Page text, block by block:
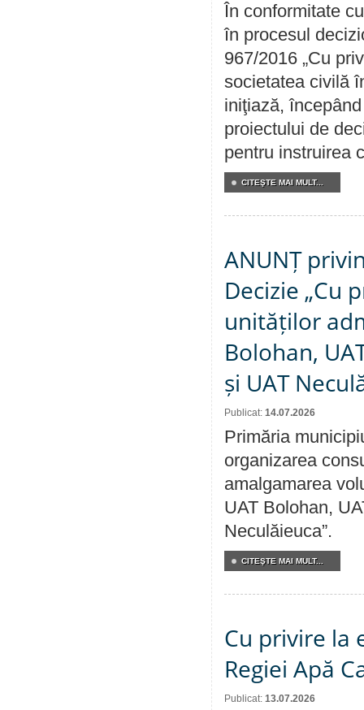
În conformitate
în procesul
967/2016 „Cu
societatea civilă
iniţiază,
proiectului de
pentru instruirea
CITEŞTE MAI MULT...
ANUNȚ
Decizie „Cu
unităților
Bolohan,
și UAT
Publicat: 14.07.2026
Primăria
organizarea
amalgamarea
UAT Bolohan,
Neculăieuca”.
CITEŞTE MAI MULT...
Cu privire la
Regiei Apă
Publicat: 13.07.2026